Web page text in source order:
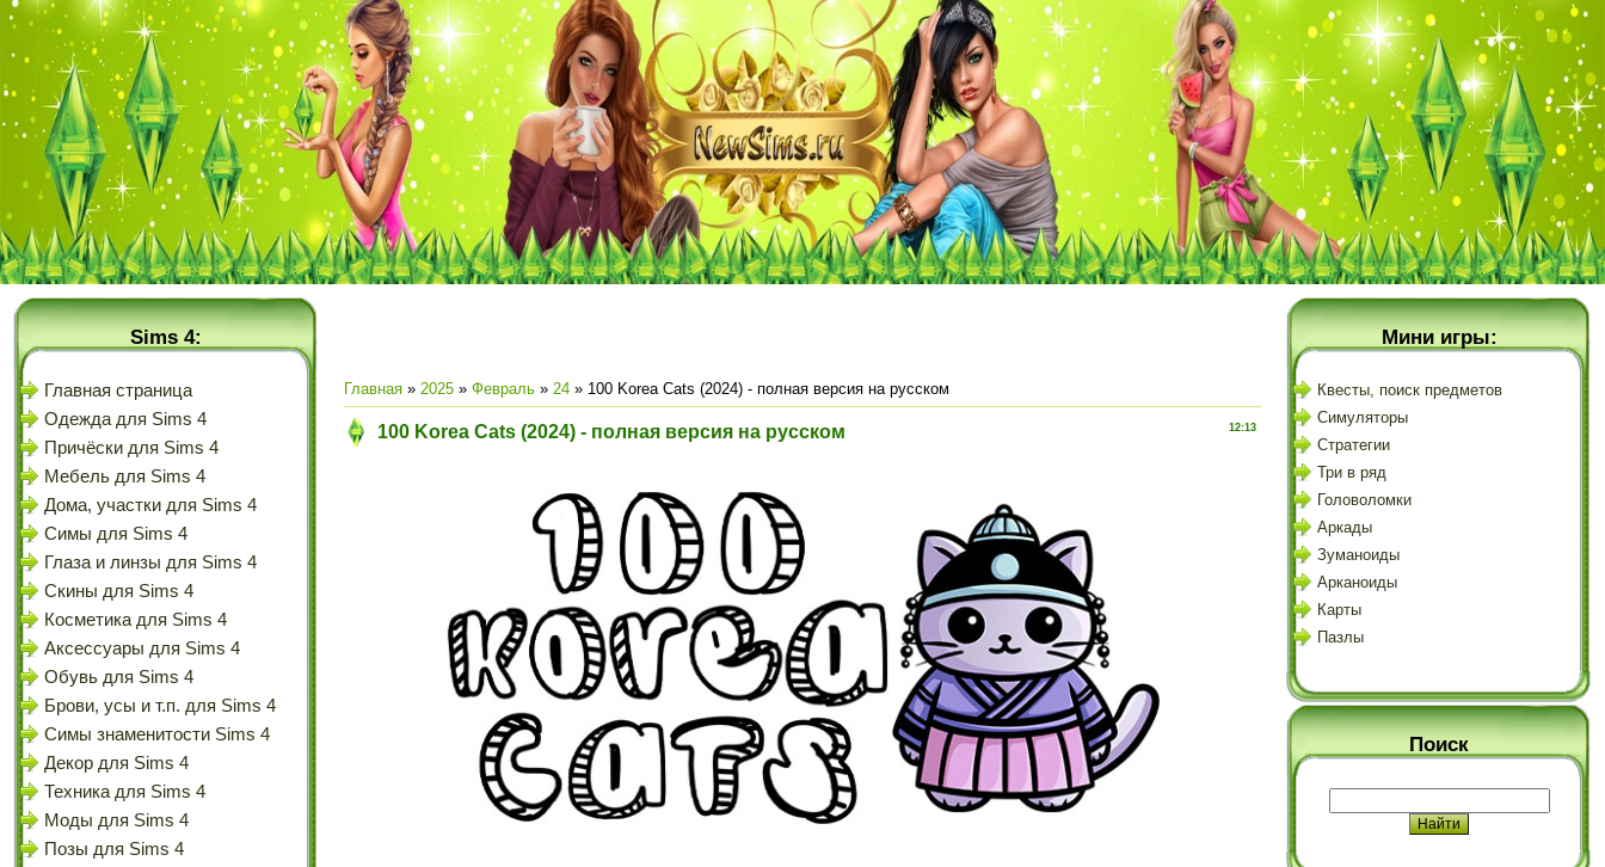
Sims 4:
Главная страница
Одежда для Sims 4
Причёски для Sims 4
Мебель для Sims 4
Дома, участки для Sims 4
Симы для Sims 4
Глаза и линзы для Sims 4
Скины для Sims 4
Косметика для Sims 4
Аксессуары для Sims 4
Обувь для Sims 4
Брови, усы и т.п. для Sims 4
Симы знаменитости Sims 4
Декор для Sims 4
Техника для Sims 4
Моды для Sims 4
Позы для Sims 4
Главная » 2025 » Февраль » 24 » 100 Korea Cats (2024) - полная версия на русском
12:13
100 Korea Cats (2024) - полная версия на русском
Мини игры:
Квесты, поиск предметов
Симуляторы
Стратегии
Три в ряд
Головоломки
Аркады
Зуманоиды
Арканоиды
Карты
Пазлы
Поиск